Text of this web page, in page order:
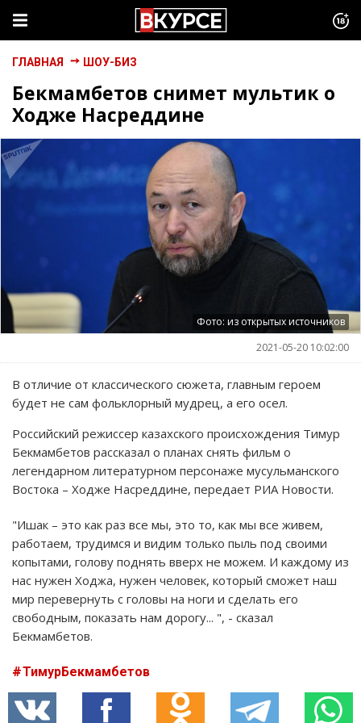
ГЛАВНАЯ ШОУ-БИЗ
Бекмамбетов снимет мультик о
Ходже Насреддине
Фото: из открытых источников
2021-05-20 10:02:00
В отличие от классического сюжета, главным героем
будет не сам фольклорный мудрец, а его осел.
Российский режиссер казахского происхождения Тимур
Бекмамбетов рассказал о планах снять фильм о
легендарном литературном персонаже мусульманского
Востока – Ходже Насреддине, передает РИА Новости.
"Ишак – это как раз все мы, это то, как мы все живем,
работаем, трудимся и видим только пыль под своими
копытами, голову поднять вверх не можем. И каждому из
нас нужен Ходжа, нужен человек, который сможет наш
мир перевернуть с головы на ноги и сделать его
свободным, показать нам дорогу... ", - сказал
Бекмамбетов.
ТимурБекмамбетов